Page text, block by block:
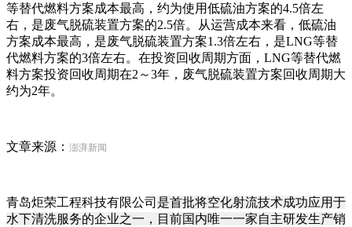
等替代燃料方案成本最高，约为使用低硫油方案的4.5倍左
右，是废气脱硫装置方案的2.5倍。从运营成本来看，低硫油
方案成本最高，是废气脱硫装置方案1.3倍左右，是LNG等替
代燃料方案的3倍左右。在投资回收周期方面，LNG等替代燃
料方案投资回收周期在2～3年，废气脱硫装置方案回收周期大
约为2年。
文章来源： 澎湃新闻
青岛炬荣工程科技有限公司 是首批将空化射流技术成功应用于
水下清洗服务的企业之一，目前国内唯一一家自主研发生产销